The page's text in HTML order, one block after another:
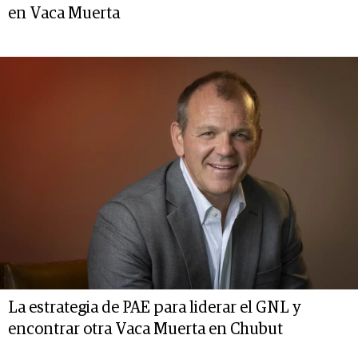
en Vaca Muerta
La estrategia de PAE para liderar el GNL y
encontrar otra Vaca Muerta en Chubut